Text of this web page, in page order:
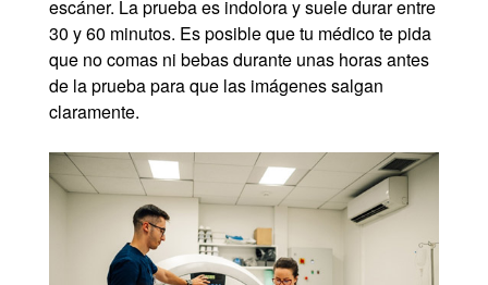
escáner. La prueba es indolora y suele durar entre
30 y 60 minutos. Es posible que tu médico te pida
que no comas ni bebas durante unas horas antes
de la prueba para que las imágenes salgan
claramente.